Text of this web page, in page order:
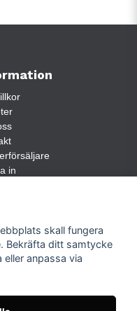
in
skall fungera
Bekräfta ditt samtycke
anpassa via